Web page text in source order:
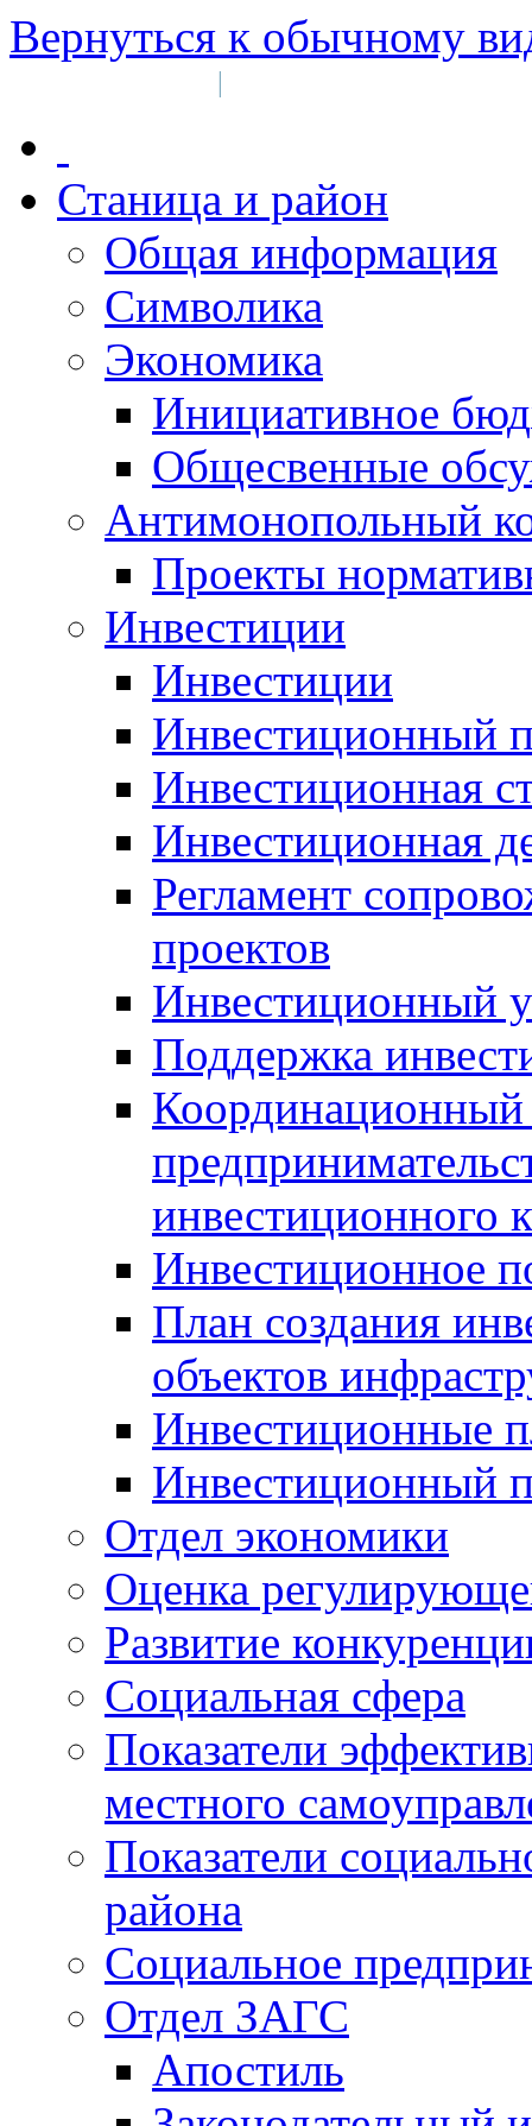
Вернуться к обычному
|
Станица и район
Общая информация
Символика
Экономика
Инициативное
Общесвенные
Антимонопольный
Проекты
Инвестиции
Инвестиции
Инвестиционный
Инвестиционная
Инвестиционная
Регламент
проектов
Инвестиционный
Поддержка
Координационный
инвестиционного
Инвестиционное
План создания
объектов
Инвестиционные
Инвестиционный
Отдел экономики
Оценка
Развитие
Социальная сфера
Показатели
местного
Показатели
района
Социальное
Отдел ЗАГС
Апостиль